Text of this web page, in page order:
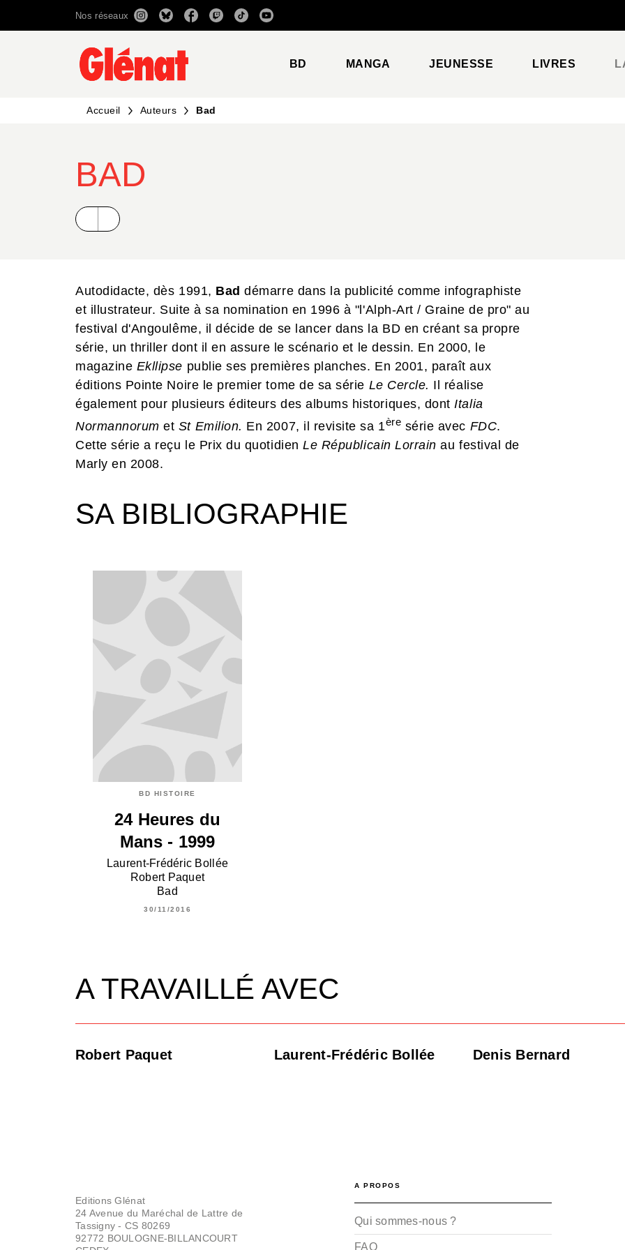
RECHERCHE CONTENU
Nos réseaux
BD MANGA JEUNESSE LIVRES
Accueil Auteurs Bad
BAD
Autodidacte, dès 1991, Bad démarre dans la publicité comme infographiste
et illustrateur. Suite à sa nomination en 1996 à "l'Alph-Art / Graine de pro" au
festival d'Angoulême, il décide de se lancer dans la BD en créant sa propre
série, un thriller dont il en assure le scénario et le dessin. En 2000, le
magazine Ekllipse publie ses premières planches. En 2001, paraît aux
éditions Pointe Noire le premier tome de sa série Le Cercle. Il réalise
également pour plusieurs éditeurs des albums historiques, dontItalia
Normannorumet St Emilion. En 2007, il revisite sa 1ère série avec FDC.
Cette série a reçu le Prix du quotidienLe Républicain Lorrain au festival de
Marly en 2008.
SA BIBLIOGRAPHIE
BD HISTOIRE
24 Heures du
Mans - 1999
Laurent-Frédéric Bollée
Robert Paquet
Bad
30/11/2016
A TRAVAILLÉ AVEC
Robert Paquet Laurent-Frédéric Bollée Denis Bernard
Editions Glénat
24 Avenue du Maréchal de Lattre de
Tassigny - CS 80269
92772 BOULOGNE-BILLANCOURT
A PROPOS
Qui sommes-nous ?
FAQ